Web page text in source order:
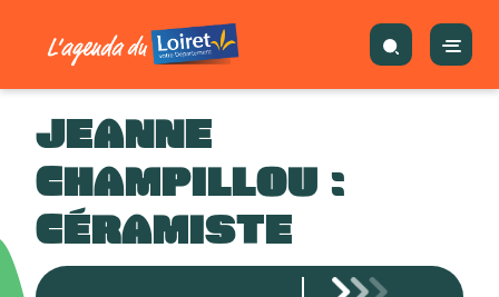
JEANNE
CHAMPILLOU :
CÉRAMISTE